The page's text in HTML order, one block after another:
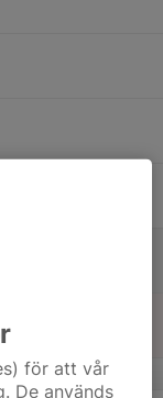
för att vår
De används